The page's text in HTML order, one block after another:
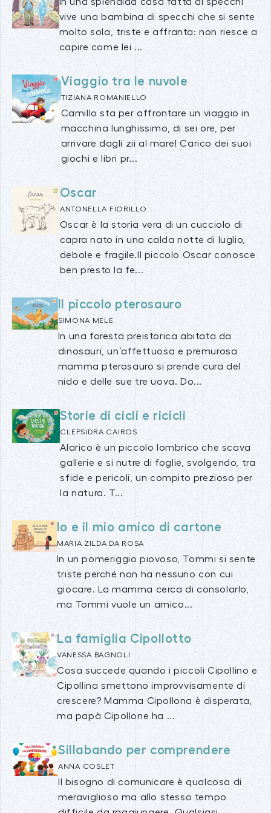
vive una bambina di specchi che si sente
molto sola, triste e affranta: non riesce a
capire come lei ...
Viaggio tra le nuvole
TIZIANA ROMANIELLO
Camillo sta per affrontare un viaggio in
macchina lunghissimo, di sei ore, per
arrivare dagli zii al mare! Carico dei suoi
giochi e libri pr...
Oscar
ANTONELLA FIORILLO
Oscar è la storia vera di un cucciolo di
capra nato in una calda notte di luglio,
debole e fragile.Il piccolo Oscar conosce
ben presto la fe...
Il piccolo pterosauro
SIMONA MELE
In una foresta preistorica abitata da
dinosauri, un’affettuosa e premurosa
mamma pterosauro si prende cura del
nido e delle sue tre uova. Do...
Storie di cicli e ricicli
CLEPSIDRA CAIROS
Alarico è un piccolo lombrico che scava
gallerie e si nutre di foglie, svolgendo, tra
sfide e pericoli, un compito prezioso per
la natura. T...
Io e il mio amico di cartone
MARIA ZILDA DA ROSA
In un pomeriggio piovoso, Tommi si sente
triste perché non ha nessuno con cui
giocare. La mamma cerca di consolarlo,
ma Tommi vuole un amico...
La famiglia Cipollotto
VANESSA BAGNOLI
Cosa succede quando i piccoli Cipollino e
Cipollina smettono improvvisamente di
crescere? Mamma Cipollona è disperata,
ma papà Cipollone ha ...
Sillabando per comprendere
ANNA COSLET
Il bisogno di comunicare è qualcosa di
meraviglioso ma allo stesso tempo